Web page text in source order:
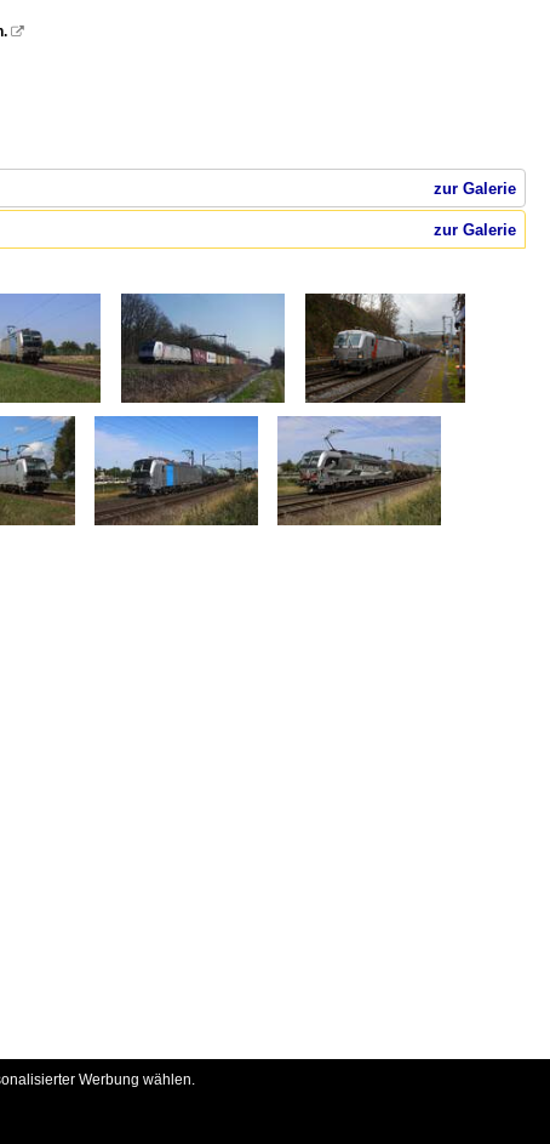

zur Galerie
zur Galerie
Werbung wählen.